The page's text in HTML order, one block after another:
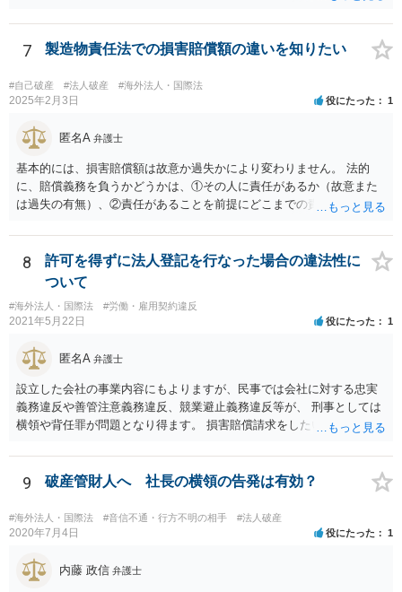
頼し絵を作ってもらいそれを元に工場へ作成依頼などした場合」につ
いては、作ってもらった絵がオリジナルのものであれば問題はありま
せんが（ただし絵師などから権利を得ておく必要があります。）、既
存のキャラクターやそれに類似するものであれば、その権利元から許
諾を受けない限り著作権侵害となる可能性が高いです。
7 製造物責任法での損害賠償額の違いを知りたい
#自己破産 #法人破産 #海外法人・国際法
2025年2月3日 役にたった 1
匿名A 弁護士
基本的には、損害賠償額は故意か過失かにより変わりません。 法的
に、賠償義務を負うかどうかは、①その人に責任があるか（故意また
は過失の有無）、②責任があることを前提にどこまでの責任を負うべ
（厳密には、②の話の中で責任の範囲を問う過程で主観面も見るする
ので事案次第ではありますが。）。 また、海外での損害の発生の場合
には、まずどの法を適用するのかの問題があるので、どの国の損害で
生じた損害で、その問題に何法が適用されるのか、の判断が先行する
ので、事案聞かないことにはなんともといったところです。
8
許可を得ずに法人登記を行なった場合の違法性に
ついて
#海外法人・国際法 #労働・雇用契約違反
2021年5月22日 役にたった 1
匿名A 弁護士
設立した会社の事業内容にもよりますが、民事では会社に対する忠実
義務違反や善管注意義務違反、競業避止義務違反等が、 刑事としては
横領や背任罪が問題となり得ます。 損害賠償請求をしたいのか、刑事
等、ご希望によって進め方や必要な証拠が変わってきますので、速や
かにお近くの法律事務所に直接ご相談いただくことをおすすめいたし
9 破産管財人へ 社長の横領の告発は有効？
#海外法人・国際法 #音信不通・行方不明の相手 #法人破産
2020年7月4日 役にたった 1
内藤 政信 弁護士